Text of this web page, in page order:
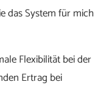
das System für mich
Flexibilität bei der
Ertrag bei